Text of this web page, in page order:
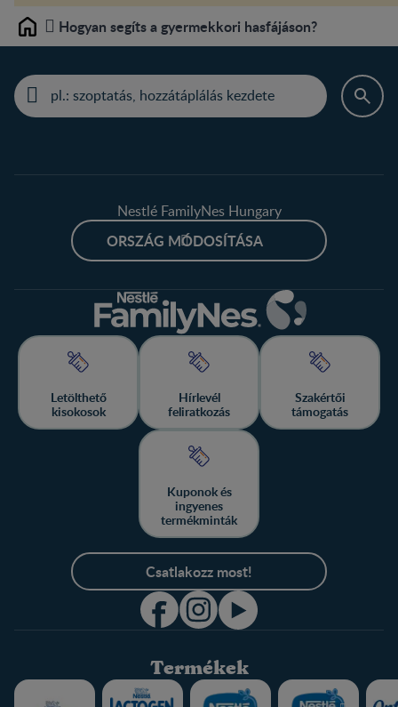
Home Hogyan segíts a gyermekkori hasfájáson?
Nestlé FamilyNes Hungary
ORSZÁG MÓDOSÍTÁSA
Letölthető
kisokosok
Hírlevél
feliratkozás
Szakértői
támogatás
Kuponok és
ingyenes
termékminták
Csatlakozz most!
Termékek